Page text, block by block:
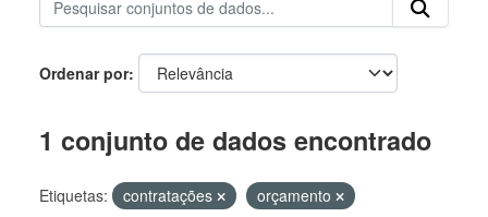
Ordenar por
1 conjunto de dados encontrado
Etiquetas: contratações
orçamento